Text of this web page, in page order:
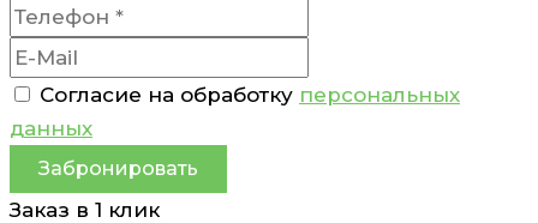
Согласие на обработку персональных
данных
Забронировать
Заказ в 1 клик